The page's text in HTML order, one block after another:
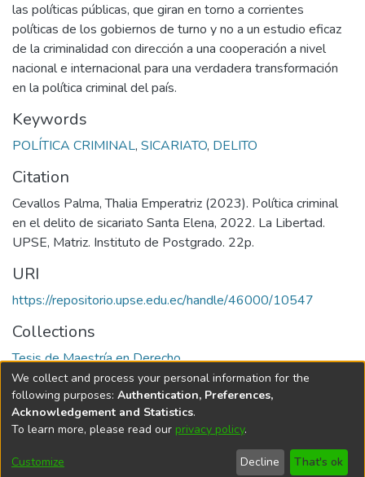
las políticas públicas, que giran en torno a corrientes
políticas de los gobiernos de turno y no a un estudio eficaz
de la criminalidad con dirección a una cooperación a nivel
nacional e internacional para una verdadera transformación
en la política criminal del país.
Keywords
POLÍTICA CRIMINAL, SICARIATO, DELITO
Citation
Cevallos Palma, Thalia Emperatriz (2023). Política criminal
en el delito de sicariato Santa Elena, 2022. La Libertad.
UPSE, Matriz. Instituto de Postgrado. 22p.
URI
https://repositorio.upse.edu.ec/handle/46000/10547
Collections
Tesis de Maestría en Derecho
Full item page
DSpace softwarecopyright © 2002-2026
Cookie
End User
Send
We collect and process your personal information for the
following purposes: Authentication, Preferences,
Acknowledgement and Statistics.
To learn more, please read our privacy policy.
Customize Decline That's ok